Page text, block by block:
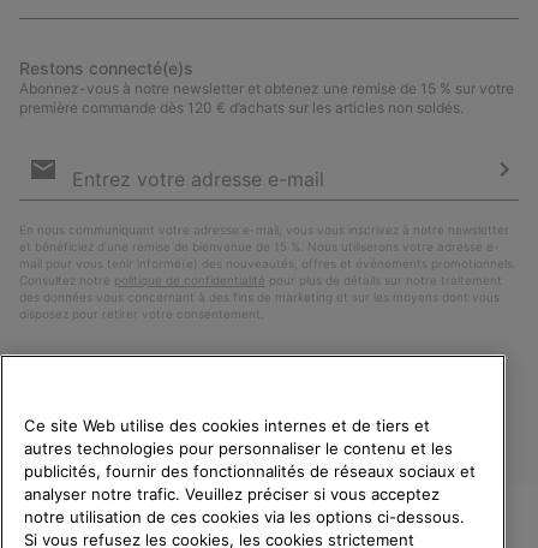
Restons connecté(e)s
Abonnez-vous à notre newsletter et obtenez une remise de 15 % sur votre
première commande dès 120 € d’achats sur les articles non soldés.
par
En nous communiquant votre adresse e-mail, vous vous inscrivez à notre newsletter
et bénéficiez d’une remise de bienvenue de 15 %. Nous utiliserons votre adresse e-
mail pour vous tenir informé(e) des nouveautés, offres et événements promotionnels.
Consultez notre politique de confidentialité pour plus de détails sur notre traitement
des données vous concernant à des fins de marketing et sur les moyens dont vous
disposez pour retirer votre consentement.
France
Ce site Web utilise des cookies internes et de tiers et
autres technologies pour personnaliser le contenu et les
publicités, fournir des fonctionnalités de réseaux sociaux et
analyser notre trafic. Veuillez préciser si vous acceptez
notre utilisation de ces cookies via les options ci-dessous.
Si vous refusez les cookies, les cookies strictement